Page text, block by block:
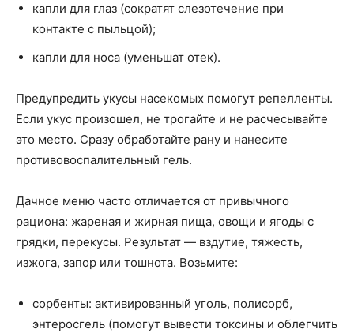
капли для глаз (сократят слезотечение при
контакте с пыльцой);
капли для носа (уменьшат отек).
Предупредить укусы насекомых помогут репелленты.
Если укус произошел, не трогайте и не расчесывайте
это место. Сразу обработайте рану и нанесите
противовоспалительный гель.
Дачное меню часто отличается от привычного
рациона: жареная и жирная пища, овощи и ягоды с
грядки, перекусы. Результат — вздутие, тяжесть,
изжога, запор или тошнота. Возьмите:
сорбенты: активированный уголь, полисорб,
энтеросгель (помогут вывести токсины и облегчить